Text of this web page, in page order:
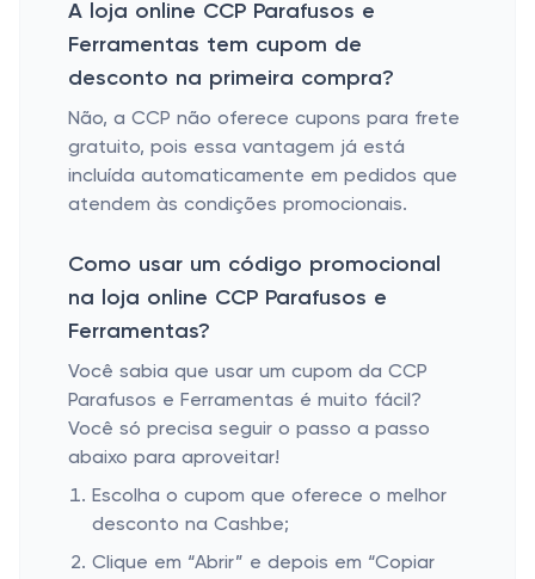
A loja online CCP Parafusos e
Ferramentas tem cupom de
desconto na primeira compra?
Não, a CCP não oferece cupons para frete
gratuito, pois essa vantagem já está
incluída automaticamente em pedidos que
atendem às condições promocionais.
Como usar um código promocional
na loja online CCP Parafusos e
Ferramentas?
Você sabia que usar um cupom da CCP
Parafusos e Ferramentas é muito fácil?
Você só precisa seguir o passo a passo
abaixo para aproveitar!
Escolha o cupom que oferece o melhor
desconto na Cashbe;
Clique em “Abrir” e depois em “Copiar